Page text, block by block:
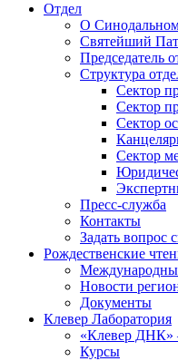
Отдел
О
Святейший
Председатель
Структура
Сектор
Сектор
Сектор
Сектор
Пресс-служба
Контакты
Задать
Рождественские
Новости
Документы
Клевер Лаборатория
«Клевер ДНК»
Курсы